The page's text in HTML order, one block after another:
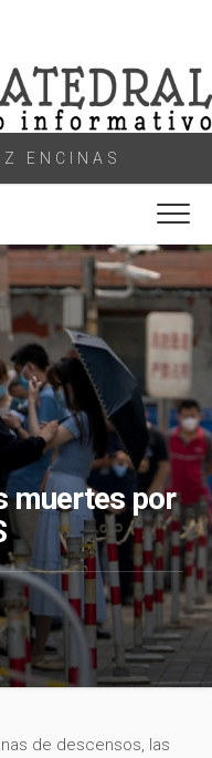
ENCINAS
muertes por
de descensos, las